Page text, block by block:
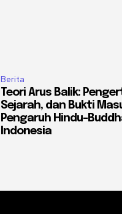
Berita
Teori Arus Balik:
Sejarah, dan Bukti
Pengaruh Hindu-
Indonesia